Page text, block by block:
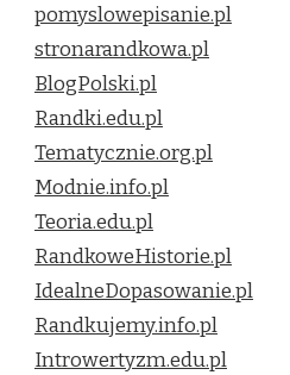
pomyslowepisanie.pl
stronarandkowa.pl
BlogPolski.pl
Randki.edu.pl
Tematycznie.org.pl
Modnie.info.pl
Teoria.edu.pl
RandkoweHistorie.pl
IdealneDopasowanie.pl
Randkujemy.info.pl
Introwertyzm.edu.pl